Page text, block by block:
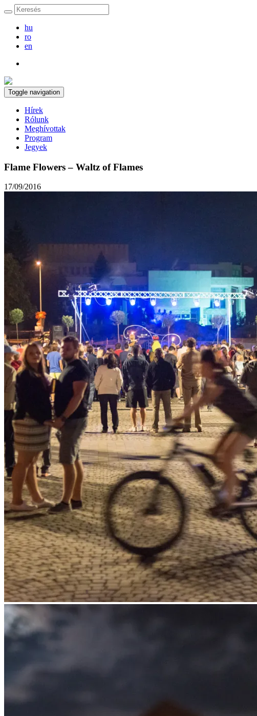
hu
ro
en
Toggle navigation
Hírek
Rólunk
Meghívottak
Program
Jegyek
Flame Flowers – Waltz of Flames
17/09/2016